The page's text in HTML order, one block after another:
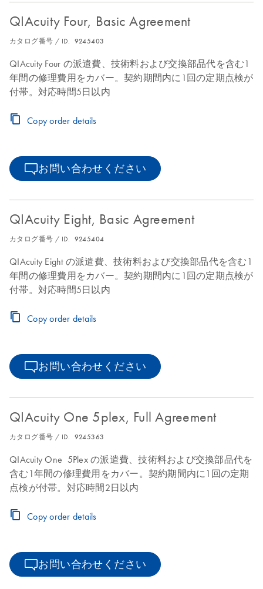
QIAcuity Four, Basic Agreement
カタログ番号 / ID. 9245403
QIAcuity Four の派遣費、技術料および交換部品代を含む1
年間の修理費用をカバー。契約期間内に1回の定期点検が
付帯。対応時間5日以内
Copy order details
お問い合わせください
QIAcuity Eight, Basic Agreement
カタログ番号 / ID. 9245404
QIAcuity Eight の派遣費、技術料および交換部品代を含む1
年間の修理費用をカバー。契約期間内に1回の定期点検が
付帯。対応時間5日以内
Copy order details
お問い合わせください
QIAcuity One 5plex, Full Agreement
カタログ番号 / ID. 9245363
QIAcuity One 5Plex の派遣費、技術料および交換部品代を
含む1年間の修理費用をカバー。契約期間内に1回の定期
点検が付帯。対応時間2日以内
Copy order details
お問い合わせください